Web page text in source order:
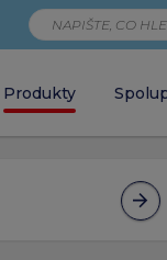
Produkty